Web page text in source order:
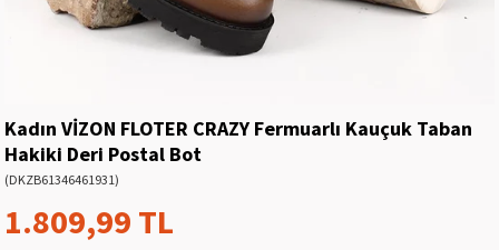
Kadın VİZON FLOTER CRAZY Fermuarlı Kauçuk Taban
Hakiki Deri Postal Bot
(DKZB61346461931)
1.809,99 TL